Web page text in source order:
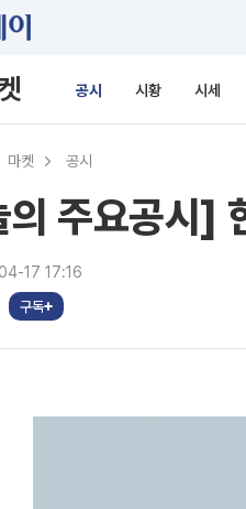
공시 시황 시세
마켓 공시
주요공시]
17 17:16
구독